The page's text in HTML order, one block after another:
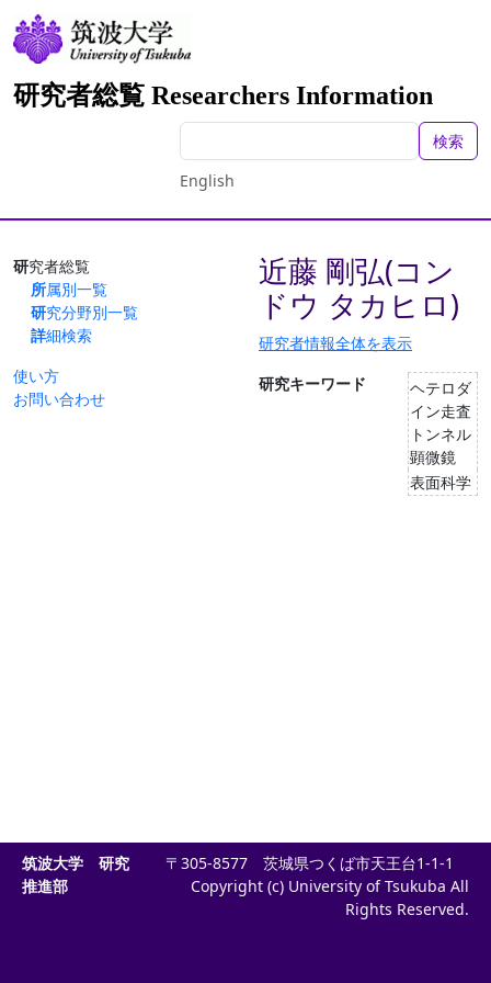
研究者総覧 Researchers Information
検索
English
研究者総覧
所属別一覧
研究分野別一覧
詳細検索
使い方
お問い合わせ
近藤 剛弘(コン
ドウ タカヒロ)
研究者情報全体を表示
研究キーワード
ヘテロダ
イン走査
トンネル
顕微鏡
表面科学
筑波大学 研究
推進部
〒305-8577 茨城県つくば市天王台1-1-1
Copyright (c) University of Tsukuba All
Rights Reserved.